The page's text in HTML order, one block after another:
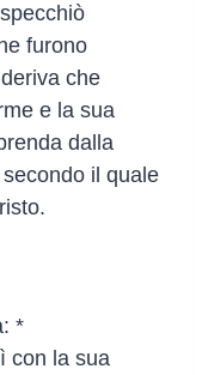
furono
che
e la sua
dalla
il quale
*
con la sua